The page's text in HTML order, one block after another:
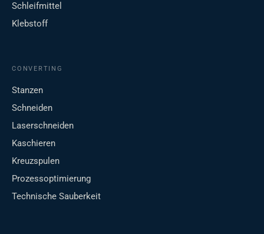
Schleifmittel
Klebstoff
CONVERTING
Stanzen
Schneiden
Laserschneiden
Kaschieren
Kreuzspulen
Prozessoptimierung
Technische Sauberkeit